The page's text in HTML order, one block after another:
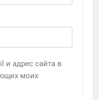
и адрес сайта в
моих